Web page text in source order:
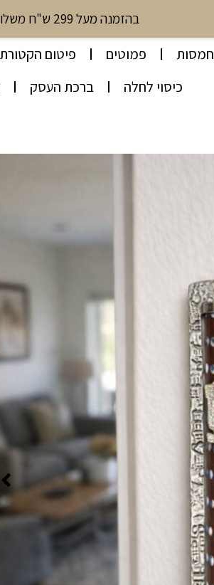
בהזמנה מעל 299 ש"ח משלוח חינם עד הבית
חמסות פמוטים פיטום הקטורת
כיסוי לחלה
ברכת העסק